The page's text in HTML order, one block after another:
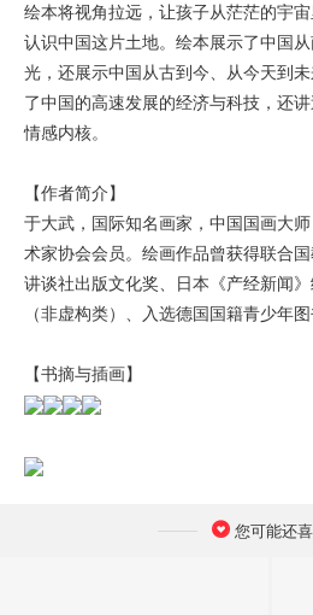
绘本将视角拉远，让孩子从茫茫的宇
认识中国这片土地。绘本展示了中国
光，还展示中国从古到今、从今天到
了中国的高速发展的经济与科技，还
情感内核。
【作者简介】
于大武，国际知名画家，中国国画大
术家协会会员。绘画作品曾获得联合
讲谈社出版文化奖、日本《产经新闻
（非虚构类）、入选德国国籍青少年
【书摘与插画】
您可能还